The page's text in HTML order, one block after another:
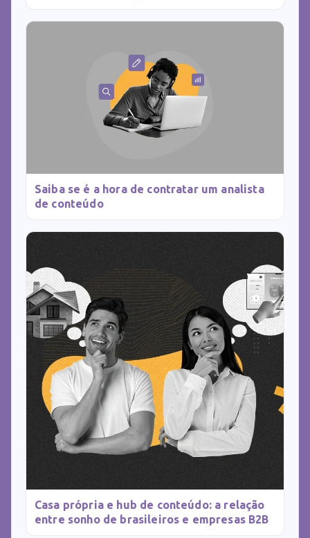
Saiba se é a hora de contratar um analista
de conteúdo
Casa própria e hub de conteúdo: a relação
entre sonho de brasileiros e empresas B2B